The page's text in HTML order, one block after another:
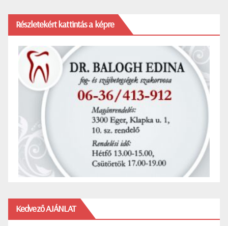
Részletekért kattintás a képre
Kedvező AJÁNLAT